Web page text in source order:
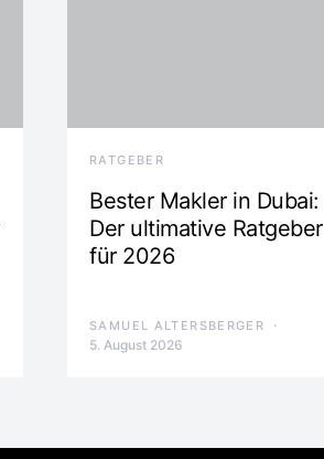
RATGEBER
Bester Makler in Dubai:
Der ultimative Ratgeber
für 2026
SAMUEL ALTERSBERGER
5. August 2026